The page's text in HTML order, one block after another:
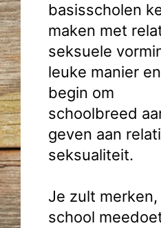
basisscholen
maken met
seksuele
leuke manier
begin om
schoolbreed
geven aan
seksualiteit.
Je zult
school